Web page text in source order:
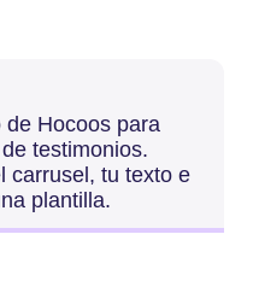
Hocoos para
testimonios.
carrusel, tu texto e
plantilla.